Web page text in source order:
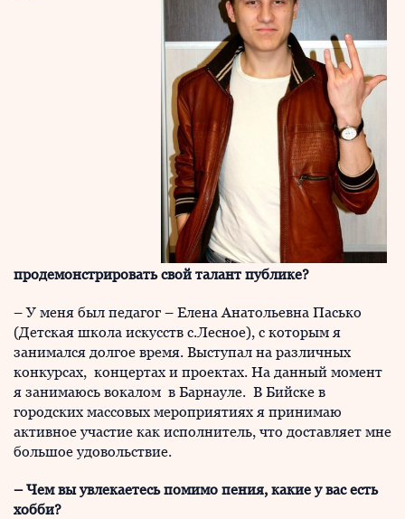
продемонстрировать свой талант публике?
– У меня был педагог – Елена Анатольевна Пасько
(Детская школа искусств с.Лесное), с которым я
занимался долгое время. Выступал на различных
конкурсах, концертах и проектах. На данный момент
я занимаюсь вокалом в Барнауле. В Бийске в
городских массовых мероприятиях я принимаю
активное участие как исполнитель, что доставляет мне
большое удовольствие.
– Чем вы увлекаетесь помимо пения, какие у вас есть
хобби?